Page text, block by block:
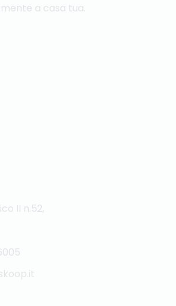
a casa tua.
II n.52,